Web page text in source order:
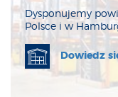
Dysponujemy
Polsce i w
Dowiedz